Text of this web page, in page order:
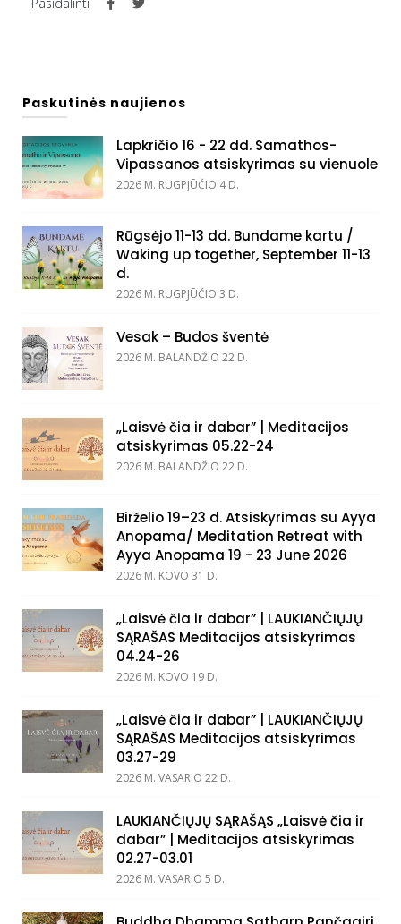
Paskutinės naujienos
Lapkričio 16 - 22 dd. Samathos-
Vipassanos atsiskyrimas su vienuole
2026 M. RUGPJŪČIO 4 D.
Rūgsėjo 11-13 dd. Bundame kartu /
Waking up together, September 11-13
d.
2026 M. RUGPJŪČIO 3 D.
Vesak – Budos šventė
2026 M. BALANDŽIO 22 D.
„Laisvė čia ir dabar” | Meditacijos
atsiskyrimas 05.22-24
2026 M. BALANDŽIO 22 D.
Birželio 19–23 d. Atsiskyrimas su Ayya
Anopama/ Meditation Retreat with
Ayya Anopama 19 - 23 June 2026
2026 M. KOVO 31 D.
„Laisvė čia ir dabar” | LAUKIANČIŲJŲ
SĄRAŠAS Meditacijos atsiskyrimas
04.24-26
2026 M. KOVO 19 D.
„Laisvė čia ir dabar” | LAUKIANČIŲJŲ
SĄRAŠAS Meditacijos atsiskyrimas
03.27-29
2026 M. VASARIO 22 D.
LAUKIANČIŲJŲ SĄRAŠĄS „Laisvė čia ir
dabar” | Meditacijos atsiskyrimas
02.27-03.01
2026 M. VASARIO 5 D.